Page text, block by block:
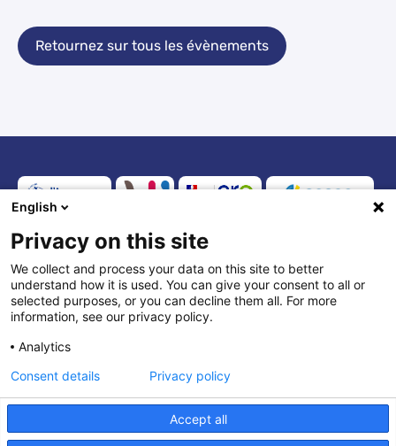
Retournez sur tous les évènements
Ségur du numérique en Île-de-France.
© Copyright 2026
Accessibilité : partiellement conforme
Mentions légales
eLearning Ségur
English
Privacy on this site
We collect and process your data on this site to better
understand how it is used. You can give your consent to all or
selected purposes, or you can decline them all. For more
information, see our privacy policy.
Analytics
Accept all
Consent details Privacy policy